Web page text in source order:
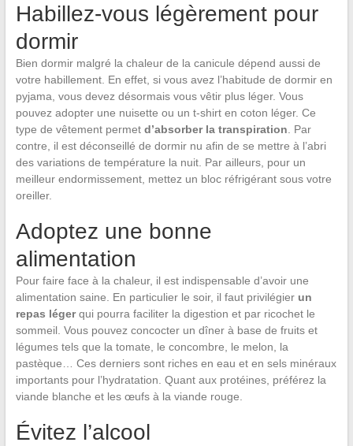
Habillez-vous légèrement pour
dormir
Bien dormir malgré la chaleur de la canicule dépend aussi de
votre habillement. En effet, si vous avez l’habitude de dormir en
pyjama, vous devez désormais vous vêtir plus léger. Vous
pouvez adopter une nuisette ou un t-shirt en coton léger. Ce
type de vêtement permet d’absorber la transpiration . Par
contre, il est déconseillé de dormir nu afin de se mettre à l’abri
des variations de température la nuit. Par ailleurs, pour un
meilleur endormissement, mettez un bloc réfrigérant sous votre
oreiller.
Adoptez une bonne
alimentation
Pour faire face à la chaleur, il est indispensable d’avoir une
alimentation saine. En particulier le soir, il faut privilégier un
repas légerqui pourra faciliter la digestion et par ricochet le
sommeil. Vous pouvez concocter un dîner à base de fruits et
légumes tels que la tomate, le concombre, le melon, la
pastèque… Ces derniers sont riches en eau et en sels minéraux
importants pour l’hydratation. Quant aux protéines, préférez la
viande blanche et les œufs à la viande rouge.
Évitez l’alcool